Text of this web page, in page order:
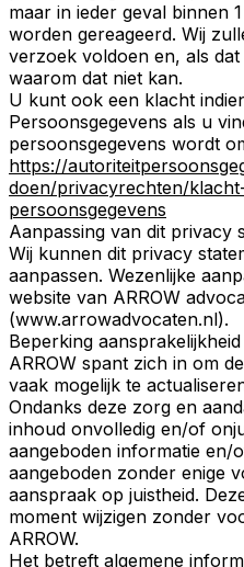
maar in ieder geval binnen
worden gereageerd. Wij
verzoek voldoen en, als
waarom dat niet kan.
U kunt ook een klacht
Persoonsgegevens als u
persoonsgegevens wordt
https://
doen/privacyrechten/
persoonsgegevens
Aanpassing van dit privacy
Wij kunnen dit privacy
aanpassen. Wezenlijke
website van ARROW
(www.arrowadvocaten.nl).
Beperking aansprakelijkheid
ARROW spant zich in om
vaak mogelijk te
Ondanks deze zorg en
inhoud onvolledig en/of
aangeboden informatie en/
aangeboden zonder enige
aanspraak op juistheid.
moment wijzigen zonder
ARROW.
Het betreft algemene